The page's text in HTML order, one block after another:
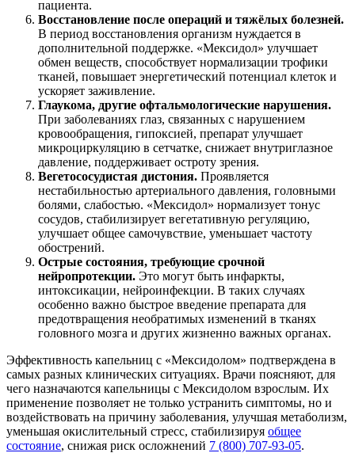
пациента.
Восстановление после операций и тяжёлых болезней.
В период восстановления организм нуждается в
дополнительной поддержке. «Мексидол» улучшает
обмен веществ, способствует нормализации трофики
тканей, повышает энергетический потенциал клеток и
ускоряет заживление.
Глаукома, другие офтальмологические нарушения.
При заболеваниях глаз, связанных с нарушением
кровообращения, гипоксией, препарат улучшает
микроциркуляцию в сетчатке, снижает внутриглазное
давление, поддерживает остроту зрения.
Вегетососудистая дистония. Проявляется
нестабильностью артериального давления, головными
болями, слабостью. «Мексидол» нормализует тонус
сосудов, стабилизирует вегетативную регуляцию,
улучшает общее самочувствие, уменьшает частоту
обострений.
Острые состояния, требующие срочной
нейропротекции. Это могут быть инфаркты,
интоксикации, нейроинфекции. В таких случаях
особенно важно быстрое введение препарата для
предотвращения необратимых изменений в тканях
головного мозга и других жизненно важных органах.
Эффективность капельниц с «Мексидолом» подтверждена в
самых разных клинических ситуациях. Врачи поясняют, для
чего назначаются капельницы с Мексидолом взрослым. Их
применение позволяет не только устранить симптомы, но и
воздействовать на причину заболевания, улучшая метаболизм,
уменьшая окислительный стресс, стабилизируя общее
состояние, снижая риск осложнений 7 (800) 707-93-05.